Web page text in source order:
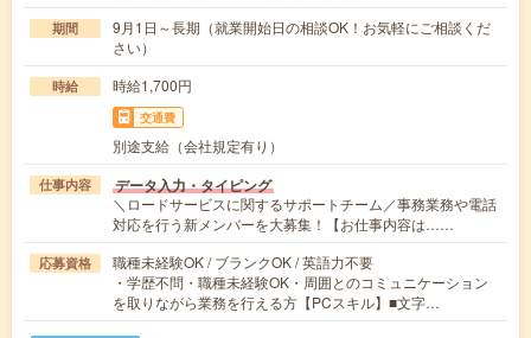
期間
9月1日～長期（就業開始日の相談OK！お気軽にご相談くだ
さい）
時給 時給1,700円
交通費
別途支給（会社規定有り）
仕事内容 データ入力・タイピング
＼ロードサービスに関するサポートチーム／事務業務や電話
対応を行う新メンバーを大募集！【お仕事内容は……
応募資格
職種未経験OK / ブランクOK / 英語力不要
・学歴不問・職種未経験OK・周囲とのコミュニケーション
を取りながら業務を行える方【PCスキル】■文字…